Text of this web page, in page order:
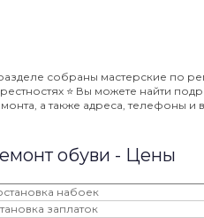
собраны мастерские по
⭐️ Вы можете найти
а также адреса, телефоны и
обуви - Цены
набоек
заплаток